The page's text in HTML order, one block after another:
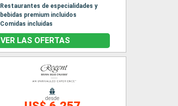
Restaurantes de especialidades y
bebidas premium incluidos
Comidas incluidas
VER LAS OFERTAS
desde